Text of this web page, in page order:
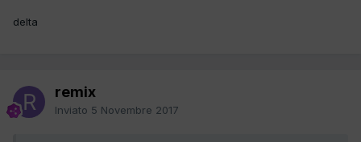
delta
remix
Inviato 5 Novembre 2017